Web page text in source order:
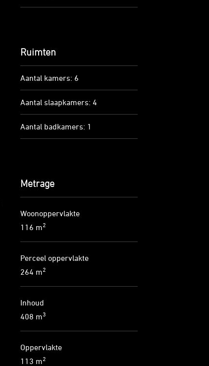
Ruimten
Aantal kamers: 6
Aantal slaapkamers: 4
Aantal badkamers: 1
Metrage
Woonoppervlakte
116 m2
Perceel oppervlakte
264 m2
Inhoud
408 m3
Oppervlakte
113 m2